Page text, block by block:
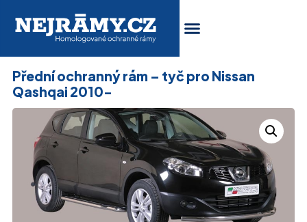
Přední ochranný rám – tyč pro Nissan
Qashqai 2010-